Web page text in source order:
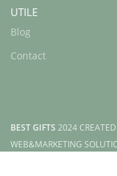
UTILE
Blog
Contact
BEST GIFTS 2024
WEB&MARKETING